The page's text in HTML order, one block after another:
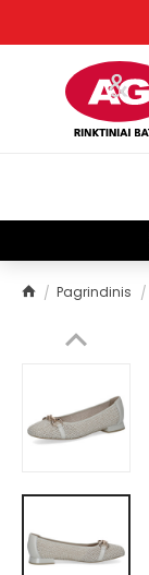
Pagrindinis